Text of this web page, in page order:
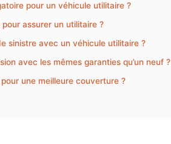
pour un véhicule utilitaire ?
assurer un utilitaire ?
sinistre avec un véhicule utilitaire ?
avec les mêmes garanties qu’un neuf ?
une meilleure couverture ?